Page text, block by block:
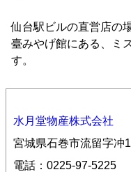
仙台駅ビルの直営店の
臺みやげ館にある、ミ
す。
水月堂物産株式会社
宮城県石巻市流留字冲
電話：0225-97-5225